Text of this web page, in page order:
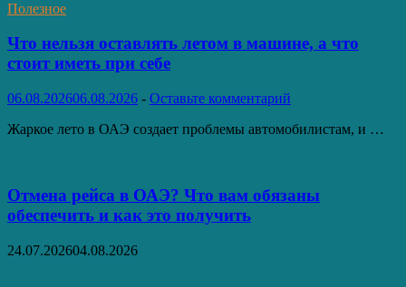
Полезное
Что нельзя оставлять летом в машине, а что
стоит иметь при себе
06.08.202606.08.2026 - Оставьте комментарий
Жаркое лето в ОАЭ создает проблемы автомобилистам, и …
Отмена рейса в ОАЭ? Что вам обязаны
обеспечить и как это получить
24.07.202604.08.2026